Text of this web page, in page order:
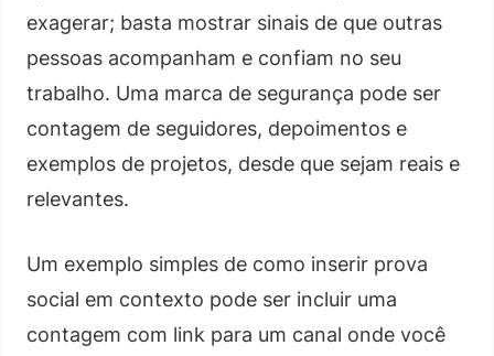
exagerar; basta mostrar sinais de que outras
pessoas acompanham e confiam no seu
trabalho. Uma marca de segurança pode ser
contagem de seguidores, depoimentos e
exemplos de projetos, desde que sejam reais e
relevantes.
Um exemplo simples de como inserir prova
social em contexto pode ser incluir uma
contagem com link para um canal onde você